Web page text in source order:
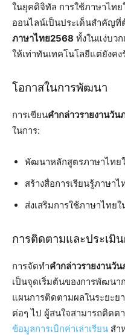
ในยุคดิจิทัล การใช้ภาษาไท
ออนไลน์เป็นประเด็นสำคัญที่
ภาษาไทย2568 ทั้งในแง่บว
ให้เท่าทันเทคโนโลยีแต่ยังค
โอกาสในการพัฒนา
การเขียนคำกล่าวรายงานวั
ในการ:
พัฒนาหลักสูตรภาษาไทย
สร้างสื่อการเรียนรู้ภาษา
ส่งเสริมการใช้ภาษาไทย
การติดตามและประเมิ
การจัดทำคำกล่าวรายงานวั
เป็นจุดเริ่มต้นของการพัฒนา
แผนการติดตามผลในระยะย
ต่อๆ ไป ผู้สนใจสามารถติดต
ข้อมูลการเบิกค่าเล่าเรียน สำ